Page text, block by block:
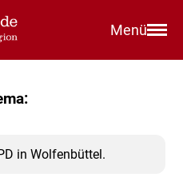
Menü
in Wolfenbüttel.